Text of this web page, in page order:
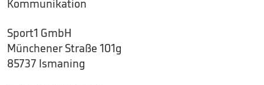
Kommunikation
Sport1 GmbH
Münchener Straße 101g
85737 Ismaning